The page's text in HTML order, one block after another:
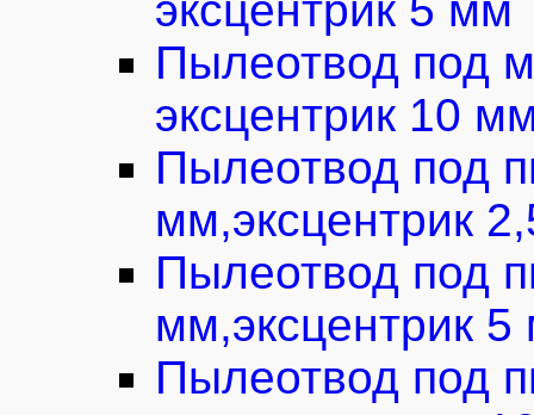
Пылеотвод под
эксцентрик 10
Пылеотвод под
мм,эксцентрик
Пылеотвод под
мм,эксцентрик
Пылеотвод под